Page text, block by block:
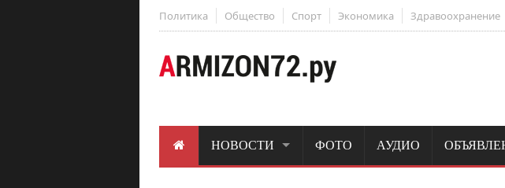
Политика Общество Спорт Экономика Здравоохранение
НОВОСТИ ФОТО АУДИО